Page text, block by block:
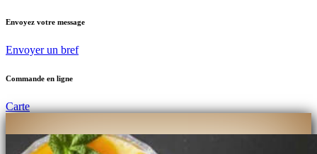
Envoyez votre message
Envoyer un bref
Commande en ligne
Carte